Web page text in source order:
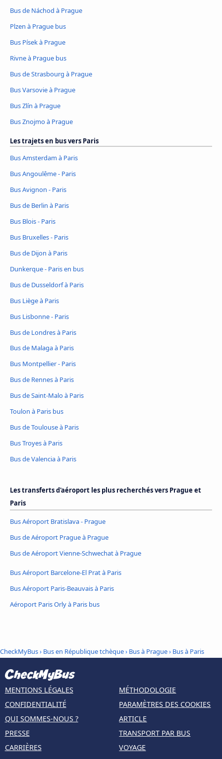
Bus de Náchod à Prague
Plzen à Prague bus
Bus Písek à Prague
Rivne à Prague bus
Bus de Strasbourg à Prague
Bus Varsovie à Prague
Bus Zlín à Prague
Bus Znojmo à Prague
Les trajets en bus vers Paris
Bus Amsterdam à Paris
Bus Angoulême - Paris
Bus Avignon - Paris
Bus de Berlin à Paris
Bus Blois - Paris
Bus Bruxelles - Paris
Bus de Dijon à Paris
Dunkerque - Paris en bus
Bus de Dusseldorf à Paris
Bus Liège à Paris
Bus Lisbonne - Paris
Bus de Londres à Paris
Bus de Malaga à Paris
Bus Montpellier - Paris
Bus de Rennes à Paris
Bus de Saint-Malo à Paris
Toulon à Paris bus
Bus de Toulouse à Paris
Bus Troyes à Paris
Bus de Valencia à Paris
Les transferts d'aéroport les plus recherchés vers Prague et
Paris
Bus Aéroport Bratislava - Prague
Bus de Aéroport Prague à Prague
Bus de Aéroport Vienne-Schwechat à Prague
Bus Aéroport Barcelone-El Prat à Paris
Bus Aéroport Paris-Beauvais à Paris
Aéroport Paris Orly à Paris bus
CheckMyBus› Bus en République tchèque› Bus à Prague› Bus à Paris
MENTIONS LÉGALES
CONFIDENTIALITÉ
QUI SOMMES-NOUS ?
PRESSE
CARRIÈRES
MÉTHODOLOGIE
PARAMÈTRES DES COOKIES
ARTICLE
TRANSPORT PAR BUS
VOYAGE